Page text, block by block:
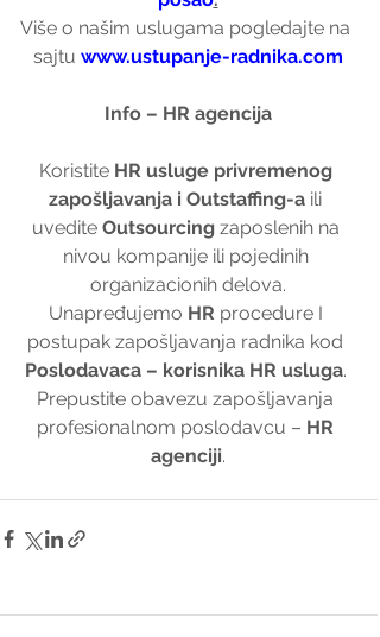
Više o našim uslugama pogledajte na
sajtu www.ustupanje-radnika.com
Info – HR agencija
Koristite HR usluge privremenog
zapošljavanja i Outstaffing-a ili
uvedite Outsourcing zaposlenih na
nivou kompanije ili pojedinih
organizacionih delova.
Unapređujemo HR procedure I
postupak zapošljavanja radnika kod
Poslodavaca – korisnika HR usluga.
Prepustite obavezu zapošljavanja
profesionalnom poslodavcu – HR
agenciji.